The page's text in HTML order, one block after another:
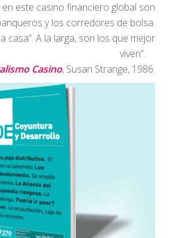
en este casino financiero global son
y los corredores de bolsa.
casa”. A la larga, son los que mejor
viven”.
Casino, Susan Strange, 1986.